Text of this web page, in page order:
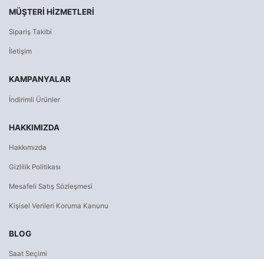
MÜŞTERI HIZMETLERI
Sipariş Takibi
İletişim
KAMPANYALAR
İndirimli Ürünler
HAKKIMIZDA
Hakkımızda
Gizlilik Politikası
Mesafeli Satış Sözleşmesi
Kişisel Verileri Koruma Kanunu
BLOG
Saat Seçimi